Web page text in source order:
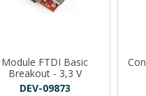
Module FTDI Basic
Breakout - 3,3 V
DEV-09873